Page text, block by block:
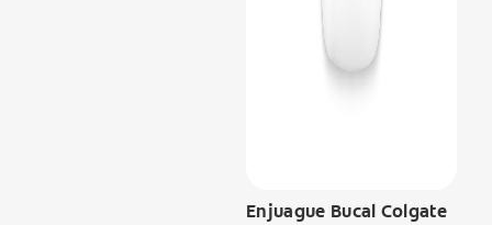
Enjuague Bucal Colgate